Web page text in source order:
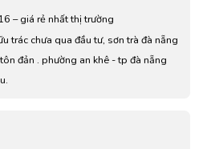
– giá rẻ nhất thị trường
trác chưa qua đầu tư, sơn trà đà nẵng
đản . phường an khê - tp đà nẵng